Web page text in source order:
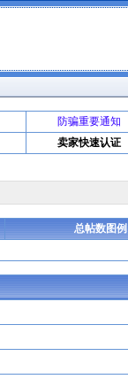
防骗重要通知
卖家快速认证
总帖数图例